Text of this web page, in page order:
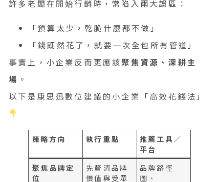
許多老闆在開始行銷時，常陷入兩大誤區：
「預算太少，乾脆什麼都不做」
「錢既然花了，就要一次全包所有管道」
事實上，小企業反而更應該聚焦資源、深耕主
場 。
以下是康思迅數位建議的小企業「高效花錢法」
策略方向 執行重點
推薦工具／
平台
聚焦品牌定
位
先釐清品牌
價值與受眾
品牌路徑
圖、